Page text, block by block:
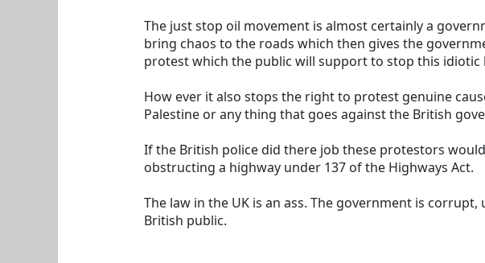
The just stop oil movement is almost certainly a
bring chaos to the roads which then gives the
protest which the public will support to stop this idiotic
How ever it also stops the right to protest genuine
Palestine or any thing that goes against the British
If the British police did there job these protestors
obstructing a highway under 137 of the Highways Act.
The law in the UK is an ass. The government is
British public.